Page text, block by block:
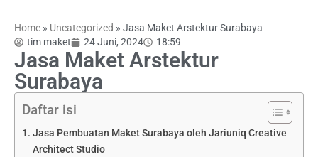
Home » Uncategorized » Jasa Maket Arstektur Surabaya
tim maket
24 Juni, 2024 18:59
Jasa Maket Arstektur
Surabaya
Daftar isi
Jasa Pembuatan Maket Surabaya oleh Jariuniq Creative
Architect Studio